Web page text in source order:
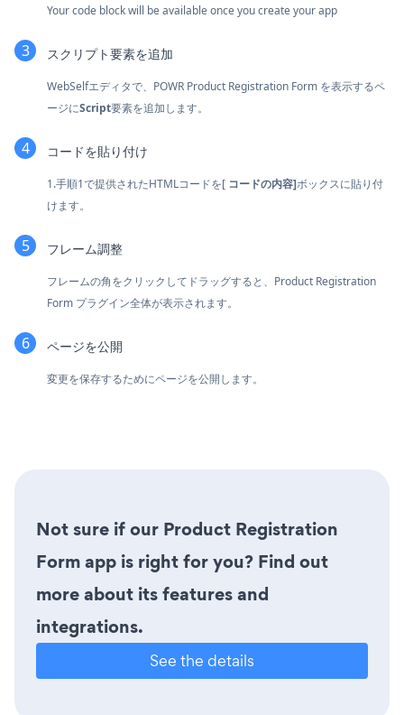
Your code block will be available once you create your app
スクリプト要素を追加
WebSelfエディタで、POWR Product Registration Form を表示するペ
ージにScript要素を追加します。
コードを貼り付け
1.手順1で提供されたHTMLコードを[ コードの内容]ボックスに貼り付
けます。
フレーム調整
フレームの角をクリックしてドラッグすると、Product Registration
Form プラグイン全体が表示されます。
ページを公開
変更を保存するためにページを公開します。
Not sure if our Product Registration
Form app is right for you? Find out
more about its features and
integrations.
See the details